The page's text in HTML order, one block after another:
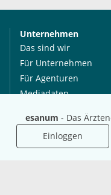
esanum - Das
Einloggen
Unternehmen
Das sind wir
Für Unternehmen
Für Agenturen
Mediadaten
Karriere